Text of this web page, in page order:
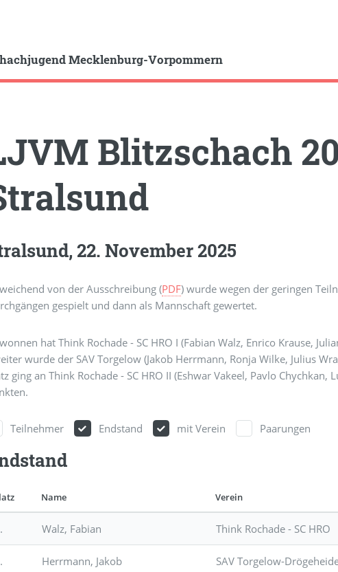
Mecklenburg-Vorpommern
Blitzschach
22. November 2025
von der Ausschreibung (PDF) wurde wegen der geringen
gespielt und dann als Mannschaft gewertet.
hat Think Rochade - SC HRO I (Fabian Walz, Enrico Krause,
wurde der SAV Torgelow (Jakob Herrmann, Ronja Wilke, Julius
ging an Think Rochade - SC HRO II (Eshwar Vakeel, Pavlo
Teilnehmer Endstand mit Verein Paarungen
Name Verein
Walz, Fabian Think Rochade - SC HRO
Herrmann, Jakob SAV Torgelow-